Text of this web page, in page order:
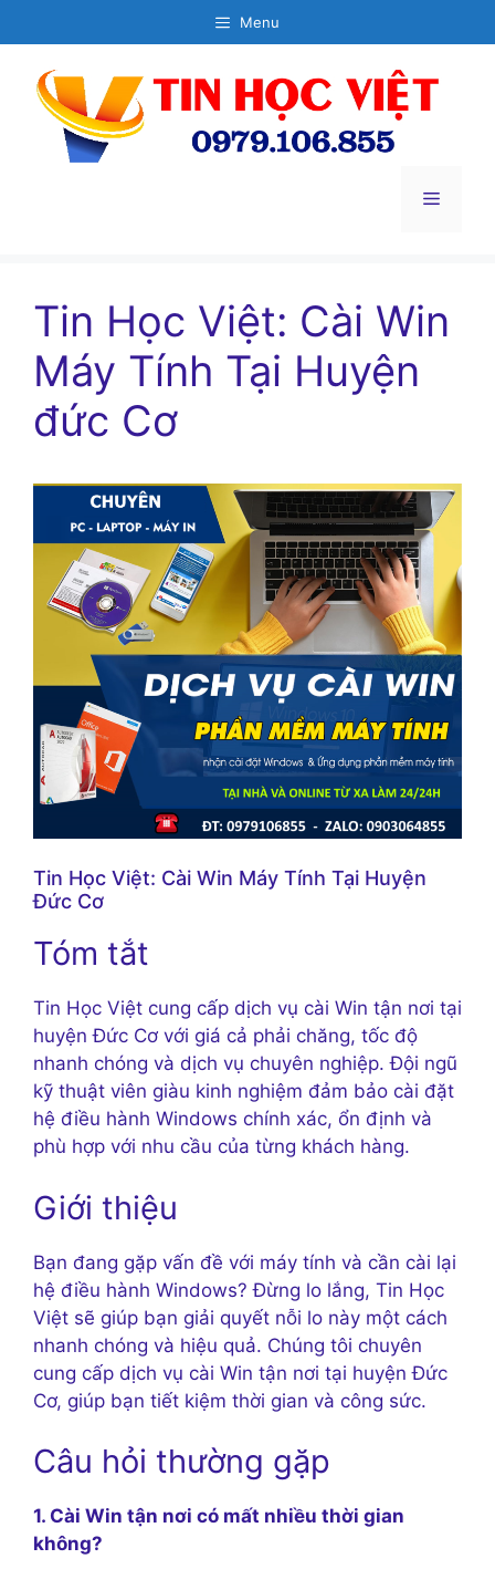
đến
dung
Menu
Menu
Tin Học Việt: Cài Win
Máy Tính Tại Huyện
đức Cơ
Tin Học Việt: Cài Win Máy Tính Tại Huyện
Đức Cơ
Tóm tắt
Tin Học Việt cung cấp dịch vụ cài Win tận nơi tại
huyện Đức Cơ với giá cả phải chăng, tốc độ
nhanh chóng và dịch vụ chuyên nghiệp. Đội ngũ
kỹ thuật viên giàu kinh nghiệm đảm bảo cài đặt
hệ điều hành Windows chính xác, ổn định và
phù hợp với nhu cầu của từng khách hàng.
Giới thiệu
Bạn đang gặp vấn đề với máy tính và cần cài lại
hệ điều hành Windows? Đừng lo lắng, Tin Học
Việt sẽ giúp bạn giải quyết nỗi lo này một cách
nhanh chóng và hiệu quả. Chúng tôi chuyên
cung cấp dịch vụ cài Win tận nơi tại huyện Đức
Cơ, giúp bạn tiết kiệm thời gian và công sức.
Câu hỏi thường gặp
1. Cài Win tận nơi có mất nhiều thời gian
không?